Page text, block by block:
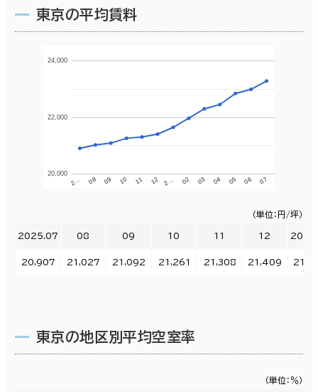
東京の平均賃料
2… 08 09 10 11 12 2… 02 03 04 05 06 07
20,000
22,000
24,000
（単位：円/坪）
2025.07 08 09 10 11 12
20,907 21,027 21,092 21,261 21,308 21,409
東京の地区別平均空室率
（単位：％）